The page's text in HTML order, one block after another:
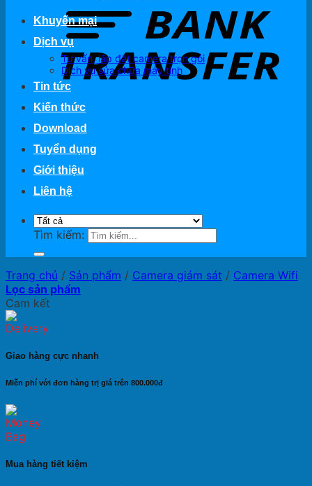
Khuyến mại
Dịch vụ
Tư vấn, lắp đặt camera trọn gói
Dịch vụ sửa chữa máy tính
Tin tức
Kiến thức
Download
Tuyển dụng
Giới thiệu
Liên hệ
Tìm kiếm:
Trang chủ / Sản phẩm / Camera giám sát / Camera Wifi
Lọc sản phẩm
Cam kết
Giao hàng cực nhanh
Miễn phí với đơn hàng trị giá trên 800.000đ
Mua hàng tiết kiệm